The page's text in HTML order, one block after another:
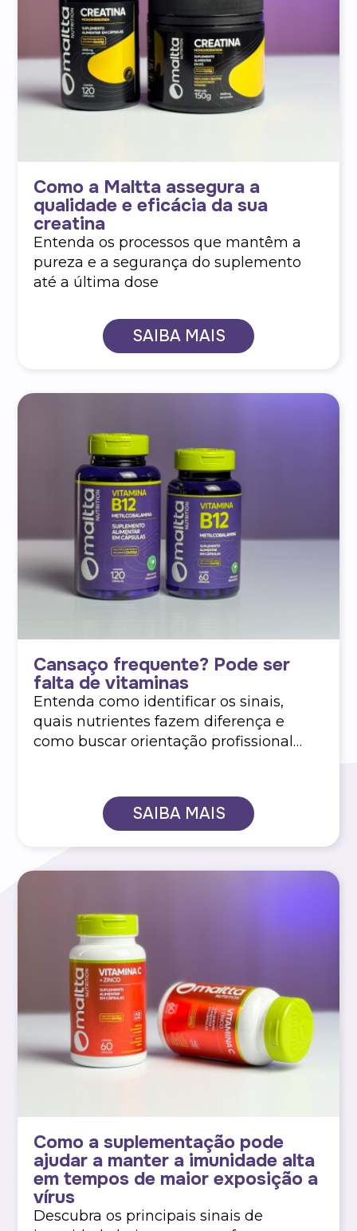
Como a Maltta assegura a
qualidade e eficácia da sua
creatina
Entenda os processos que mantêm a
pureza e a segurança do suplemento
até a última dose
SAIBA MAIS
Cansaço frequente? Pode ser
falta de vitaminas
Entenda como identificar os sinais,
quais nutrientes fazem diferença e
como buscar orientação profissional
SAIBA MAIS
Como a suplementação pode
ajudar a manter a imunidade alta
em tempos de maior exposição a
vírus
Descubra os principais sinais de